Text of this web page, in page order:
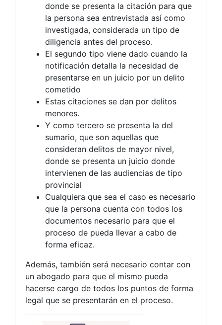
donde se presenta la citación para que
la persona sea entrevistada así como
investigada, considerada un tipo de
diligencia antes del proceso.
El segundo tipo viene dado cuando la
notificación detalla la necesidad de
presentarse en un juicio por un delito
cometido
Estas citaciones se dan por delitos
menores.
Y como tercero se presenta la del
sumario, que son aquellas que
consideran delitos de mayor nivel,
donde se presenta un juicio donde
intervienen de las audiencias de tipo
provincial
Cualquiera que sea el caso es necesario
que la persona cuenta con todos los
documentos necesario para que el
proceso de pueda llevar a cabo de
forma eficaz.
Además, también será necesario contar con
un abogado para que el mismo pueda
hacerse cargo de todos los puntos de forma
legal que se presentarán en el proceso.